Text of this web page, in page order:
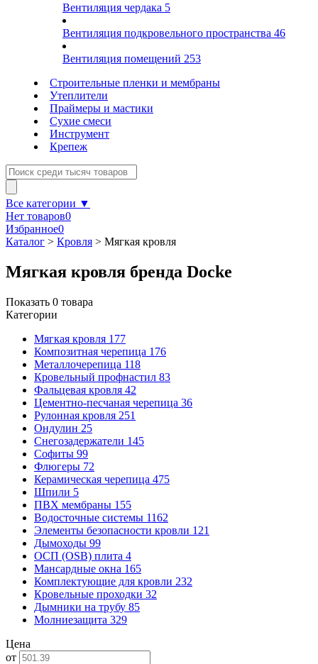
Вентиляция чердака 5
Вентиляция подкровельного пространства 46
Вентиляция помещений 253
Строительные пленки и мембраны
Утеплители
Праймеры и мастики
Сухие смеси
Инструмент
Крепеж
Все категории ▼
Нет товаров0
Избранное0
Каталог > Кровля > Мягкая кровля
Мягкая кровля бренда Docke
Показать 0 товара
Категории
Мягкая кровля 177
Композитная черепица 176
Металлочерепица 118
Кровельный профнастил 83
Фальцевая кровля 42
Цементно-песчаная черепица 36
Рулонная кровля 251
Ондулин 25
Снегозадержатели 145
Софиты 99
Флюгеры 72
Керамическая черепица 475
Шпили 5
ПВХ мембраны 155
Водосточные системы 1162
Элементы безопасности кровли 121
Дымоходы 99
ОСП (OSB) плита 4
Мансардные окна 165
Комплектующие для кровли 232
Кровельные проходки 32
Дымники на трубу 85
Молниезащита 329
Цена
от